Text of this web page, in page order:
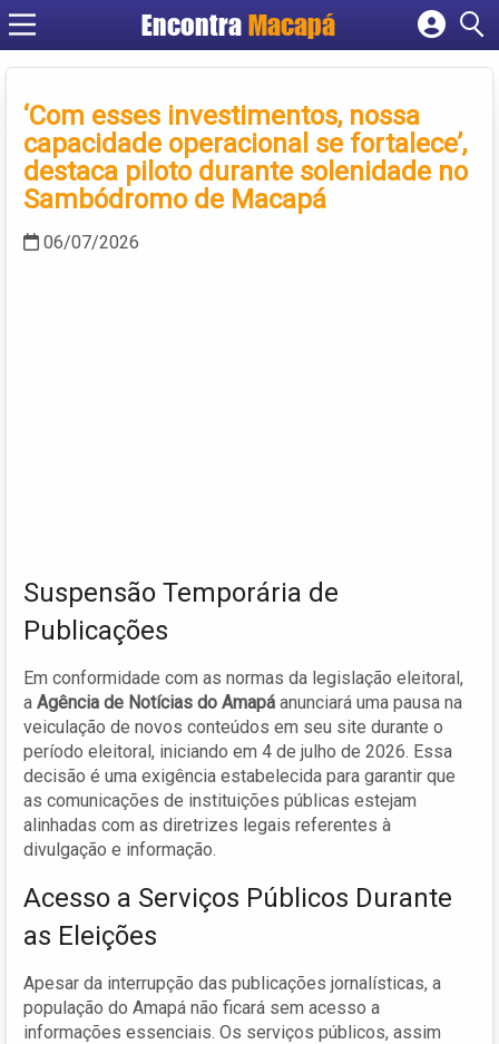
EncontraMacapá
Cadastrar empresa
Criar conta
‘Com esses investimentos, nossa
capacidade operacional se fortalece’,
destaca piloto durante solenidade no
Sambódromo de Macapá
06/07/2026
Suspensão Temporária de
Publicações
Em conformidade com as normas da legislação eleitoral,
a Agência de Notícias do Amapá anunciará uma pausa na
veiculação de novos conteúdos em seu site durante o
período eleitoral, iniciando em 4 de julho de 2026. Essa
decisão é uma exigência estabelecida para garantir que
as comunicações de instituições públicas estejam
alinhadas com as diretrizes legais referentes à
divulgação e informação.
Acesso a Serviços Públicos Durante
as Eleições
Apesar da interrupção das publicações jornalísticas, a
população do Amapá não ficará sem acesso a
informações essenciais. Os serviços públicos, assim